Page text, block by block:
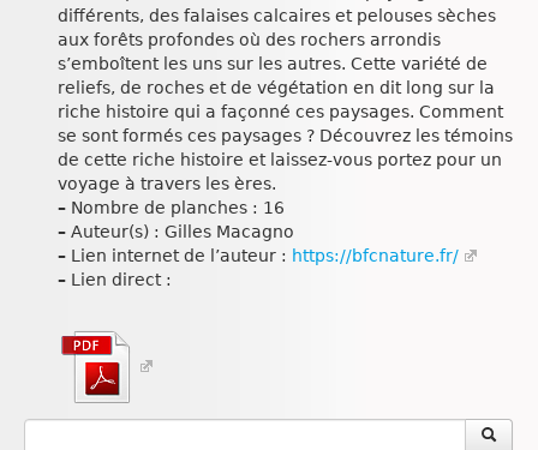
différents, des falaises calcaires et pelouses sèches
aux forêts profondes où des rochers arrondis
s’emboîtent les uns sur les autres. Cette variété de
reliefs, de roches et de végétation en dit long sur la
riche histoire qui a façonné ces paysages. Comment
se sont formés ces paysages ? Découvrez les témoins
de cette riche histoire et laissez-vous portez pour un
voyage à travers les ères.
– Nombre de planches : 16
– Auteur(s) : Gilles Macagno
– Lien internet de l’auteur : https://bfcnature.fr/
– Lien direct :